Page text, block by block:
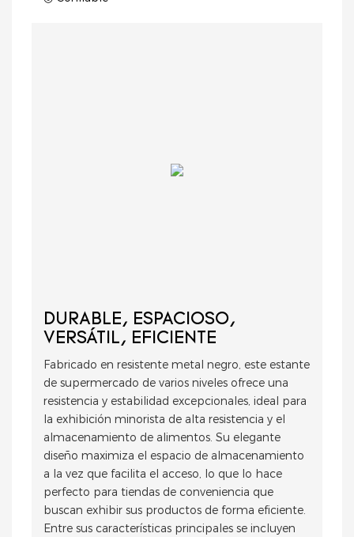
DURABLE, ESPACIOSO,
VERSÁTIL, EFICIENTE
Fabricado en resistente metal negro, este estante
de supermercado de varios niveles ofrece una
resistencia y estabilidad excepcionales, ideal para
la exhibición minorista de alta resistencia y el
almacenamiento de alimentos. Su elegante
diseño maximiza el espacio de almacenamiento
a la vez que facilita el acceso, lo que lo hace
perfecto para tiendas de conveniencia que
buscan exhibir sus productos de forma eficiente.
Entre sus características principales se incluyen